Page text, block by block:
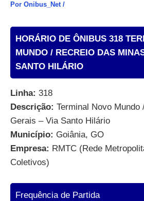
Por Onibus_Net /
HORÁRIO DE ÔNIBUS 318
MUNDO / RECREIO DAS
SANTO HILÁRIO
Linha: 318
Descrição: Terminal Novo
Gerais – Via Santo Hilário
Município: Goiânia, GO
Empresa: RMTC (Rede
Coletivos)
Frequência de Partida